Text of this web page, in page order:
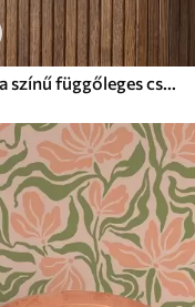
Falvédő Terrakotta színű függőleges csíkok világos háttér előtt